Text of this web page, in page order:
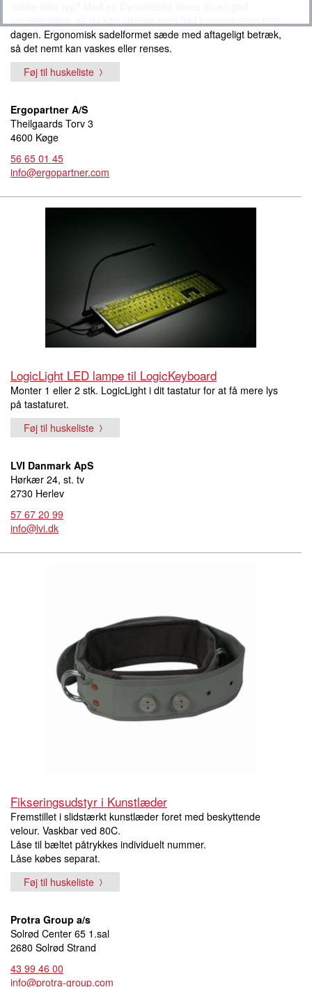
dagen. Ergonomisk sadelformet sæde med aftageligt betræk,
så det nemt kan vaskes eller renses.
Føj til huskeliste
Ergopartner A/S
Theilgaards Torv 3
4600 Køge
56 65 01 45
info@ergopartner.com
LogicLight LED lampe til LogicKeyboard
Monter 1 eller 2 stk. LogicLight i dit tastatur for at få mere lys
på tastaturet.
Føj til huskeliste
LVI Danmark ApS
Hørkær 24, st. tv
2730 Herlev
57 67 20 99
info@lvi.dk
Fikseringsudstyr i Kunstlæder
Fremstillet i slidstærkt kunstlæder foret med beskyttende
velour. Vaskbar ved 80C.
Låse til bæltet påtrykkes individuelt nummer.
Låse købes separat.
Føj til huskeliste
Protra Group a/s
Solrød Center 65 1.sal
2680 Solrød Strand
43 99 46 00
info@protra-group.com